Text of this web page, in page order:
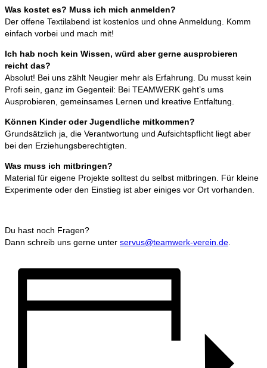
Was kostet es? Muss ich mich anmelden?
Der offene Textilabend ist kostenlos und ohne Anmeldung. Komm
einfach vorbei und mach mit!
Ich hab noch kein Wissen, würd aber gerne ausprobieren
reicht das?
Absolut! Bei uns zählt Neugier mehr als Erfahrung. Du musst kein
Profi sein, ganz im Gegenteil: Bei TEAMWERK geht’s ums
Ausprobieren, gemeinsames Lernen und kreative Entfaltung.
Können Kinder oder Jugendliche mitkommen?
Grundsätzlich ja, die Verantwortung und Aufsichtspflicht liegt aber
bei den Erziehungsberechtigten.
Was muss ich mitbringen?
Material für eigene Projekte solltest du selbst mitbringen. Für kleine
Experimente oder den Einstieg ist aber einiges vor Ort vorhanden.
Du hast noch Fragen?
Dann schreib uns gerne unter servus@teamwerk-verein.de.